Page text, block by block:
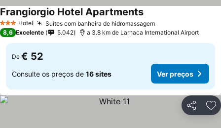
3 EstrelasHotel Suítes com banheira de hidromassagemVer preços
Frangiorgio Hotel ApartmentsVer preços
8,6 Excelente 5.042 a 3.8 km de Larnaca International Airport
De € 52
Consulte os preços de 16 sites Ver preços
Partilhar